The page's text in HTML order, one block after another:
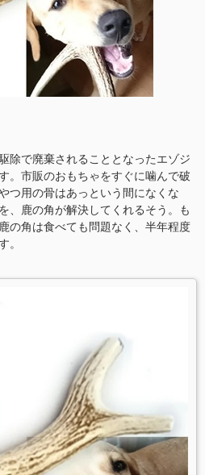
除で廃棄されることとなったエゾジ
。市販のおもちゃをすぐに噛んで破
つ用の骨はあっという間になくな
、鹿の角が解決してくれるそう。も
の角は食べても問題なく、半年程度
。